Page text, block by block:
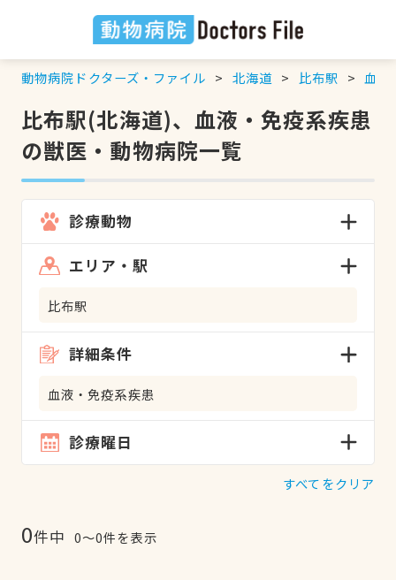
動物病院ドクターズ・ファイル 北海道 比布駅 血液
比布駅(北海道)、血液・免疫系疾患
の獣医・動物病院一覧
診療動物
エリア・駅
比布駅
詳細条件
血液・免疫系疾患
診療曜日
すべてをクリア
0件中 0〜0件を表示